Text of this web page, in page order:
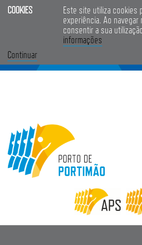
COOKIES
Este site utiliza cookies
experiência. Ao
consentir a sua
informações
Continuar